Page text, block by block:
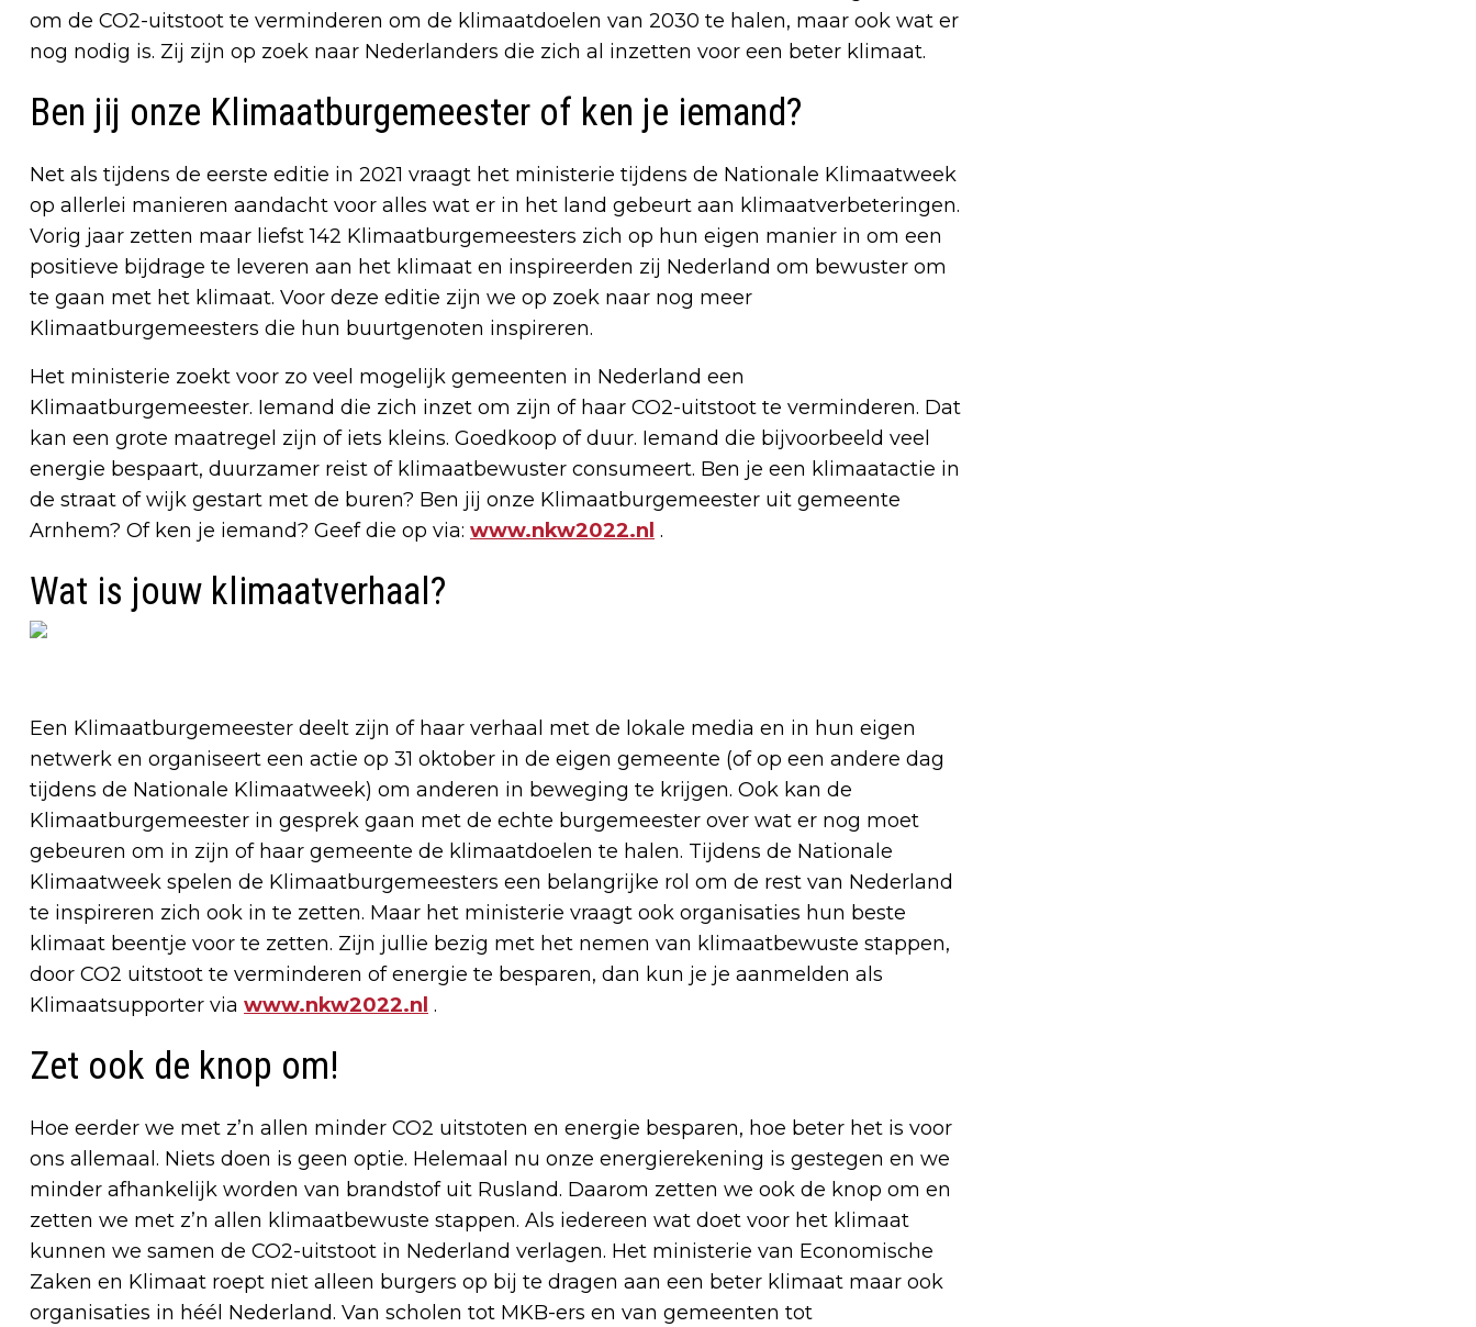
om de CO2-uitstoot te verminderen om de klimaatdoelen van 2030 te halen, maar ook wat er
nog nodig is. Zij zijn op zoek naar Nederlanders die zich al inzetten voor een beter klimaat.
Ben jij onze Klimaatburgemeester of ken je iemand?
Net als tijdens de eerste editie in 2021 vraagt het ministerie tijdens de Nationale Klimaatweek
op allerlei manieren aandacht voor alles wat er in het land gebeurt aan klimaatverbeteringen.
Vorig jaar zetten maar liefst 142 Klimaatburgemeesters zich op hun eigen manier in om een
positieve bijdrage te leveren aan het klimaat en inspireerden zij Nederland om bewuster om
te gaan met het klimaat. Voor deze editie zijn we op zoek naar nog meer
Klimaatburgemeesters die hun buurtgenoten inspireren.
Het ministerie zoekt voor zo veel mogelijk gemeenten in Nederland een
Klimaatburgemeester. Iemand die zich inzet om zijn of haar CO2-uitstoot te verminderen. Dat
kan een grote maatregel zijn of iets kleins. Goedkoop of duur. Iemand die bijvoorbeeld veel
energie bespaart, duurzamer reist of klimaatbewuster consumeert. Ben je een klimaatactie in
de straat of wijk gestart met de buren? Ben jij onze Klimaatburgemeester uit gemeente
Arnhem? Of ken je iemand? Geef die op via: www.nkw2022.nl .
Wat is jouw klimaatverhaal?
Een Klimaatburgemeester deelt zijn of haar verhaal met de lokale media en in hun eigen
netwerk en organiseert een actie op 31 oktober in de eigen gemeente (of op een andere dag
tijdens de Nationale Klimaatweek) om anderen in beweging te krijgen. Ook kan de
Klimaatburgemeester in gesprek gaan met de echte burgemeester over wat er nog moet
gebeuren om in zijn of haar gemeente de klimaatdoelen te halen. Tijdens de Nationale
Klimaatweek spelen de Klimaatburgemeesters een belangrijke rol om de rest van Nederland
te inspireren zich ook in te zetten. Maar het ministerie vraagt ook organisaties hun beste
klimaat beentje voor te zetten. Zijn jullie bezig met het nemen van klimaatbewuste stappen,
door CO2 uitstoot te verminderen of energie te besparen, dan kun je je aanmelden als
Klimaatsupporter via www.nkw2022.nl .
Zet ook de knop om!
Hoe eerder we met z’n allen minder CO2 uitstoten en energie besparen, hoe beter het is voor
ons allemaal. Niets doen is geen optie. Helemaal nu onze energierekening is gestegen en we
minder afhankelijk worden van brandstof uit Rusland. Daarom zetten we ook de knop om en
zetten we met z’n allen klimaatbewuste stappen. Als iedereen wat doet voor het klimaat
kunnen we samen de CO2-uitstoot in Nederland verlagen. Het ministerie van Economische
Zaken en Klimaat roept niet alleen burgers op bij te dragen aan een beter klimaat maar ook
organisaties in héél Nederland. Van scholen tot MKB-ers en van gemeenten tot